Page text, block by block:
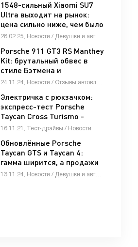
1548-сильный Xiaomi SU7
Ultra выходит на рынок:
цена сильно ниже, чем было
обещано - «Автоновости»
Porsche 911 GT3 RS Manthey
Kit: брутальный обвес в
стиле Бэтмена и
доработанное шасси -
Электричка с рюкзачком:
экспресс-тест Porsche
Taycan Cross Turismo -
«Тест-драйв»
16.11.21, Тест-драйвы / Новости
Обновлённые Porsche
Taycan GTS и Taycan 4:
гамма ширится, а продажи
падают - «Автоновости»